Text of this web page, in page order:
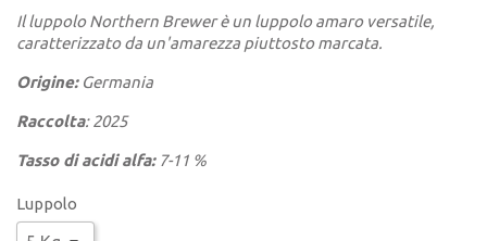
Il luppolo Northern Brewer è un luppolo amaro versatile,
caratterizzato da un'amarezza piuttosto marcata.
Origine:Germania
Raccolta: 2025
Tasso di acidi alfa:7-11 %
Luppolo